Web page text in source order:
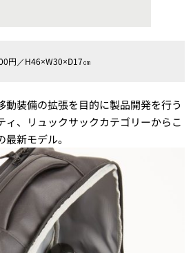
円／H46×W30×D17㎝
動装備の拡張を目的に製品開発を行う
ィ、リュックサックカテゴリーからこ
新モデル。